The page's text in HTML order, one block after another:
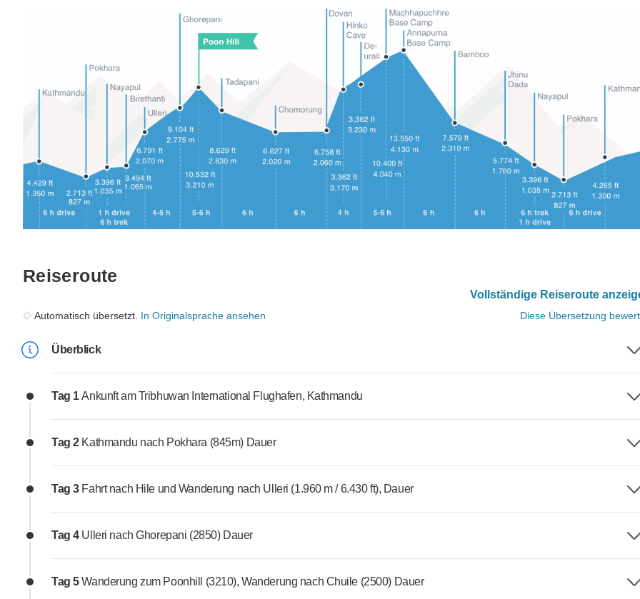
Reiseroute
Vollständige Reiseroute
Automatisch übersetzt. In Originalsprache ansehen Diese Übersetzung
Überblick
Tag 1Ankunft am Tribhuwan International Flughafen, Kathmandu
Tag 2 Kathmandu nach Pokhara (845m) Dauer
Tag 3 Fahrt nach Hile und Wanderung nach Ulleri (1.960 m / 6.430 ft), Dauer
Tag 4 Ulleri nach Ghorepani (2850) Dauer
Tag 5Wanderung zum Poonhill (3210), Wanderung nach Chuile (2500) Dauer